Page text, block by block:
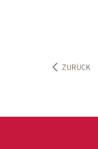
ZURÜCK